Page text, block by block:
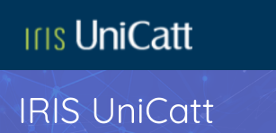
IRIS UniCatt